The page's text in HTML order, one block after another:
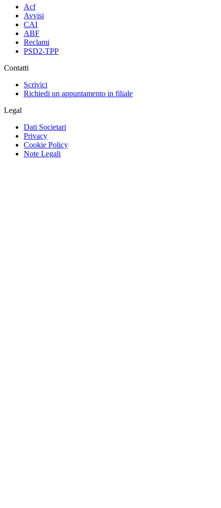
Acf
Avvisi
CAI
ABF
Reclami
PSD2-TPP
Contatti
Scrivici
Richiedi un appuntamento in filiale
Legal
Dati Societari
Privacy
Cookie Policy
Note Legali